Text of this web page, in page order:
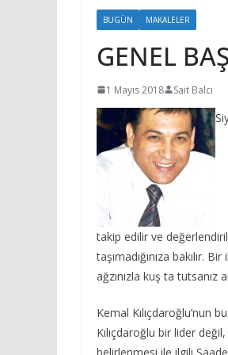
BUGÜN MAKALELER
GENEL
1 Mayıs 2018 Sait Balcı
takip edilir ve
taşımadığınıza bakılır.
ağzınızla kuş ta tutsanız
Kemal Kılıçdaroğlu’nun
Kılıçdaroğlu bir lider